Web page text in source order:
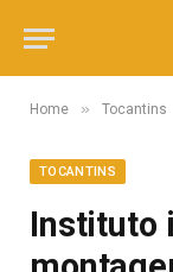
Home » Tocantins
TOCANTINS
Instituto